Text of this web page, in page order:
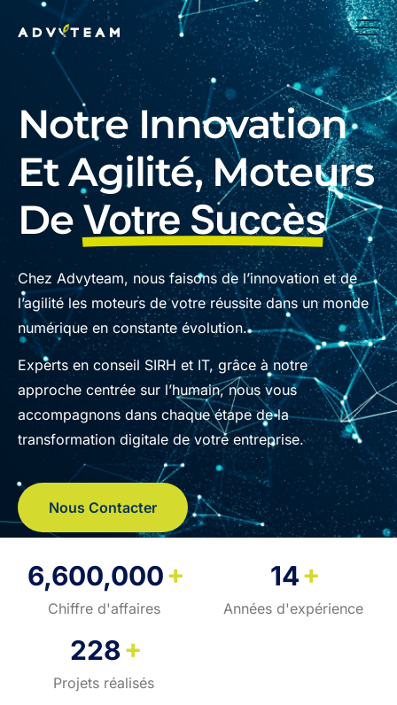
Notre Innovation
Et Agilité, Moteurs
De Votre Succès
Chez Advyteam, nous faisons de l’innovation et de
l’agilité les moteurs de votre réussite dans un monde
numérique en constante évolution.
Experts en conseil SIRH et IT, grâce à notre
approche centrée sur l’humain, nous vous
accompagnons dans chaque étape de la
transformation digitale de votre entreprise.
Nous Contacter
6,600,000+
Chiffre d'affaires
14+
Années d'expérience
228+
Projets réalisés